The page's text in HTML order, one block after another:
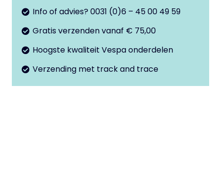
cilinder
aantal
Info of advies? 0031 (0)6 – 45 00 49 59
Gratis verzenden vanaf € 75,00
Hoogste kwaliteit Vespa onderdelen
Verzending met track and trace